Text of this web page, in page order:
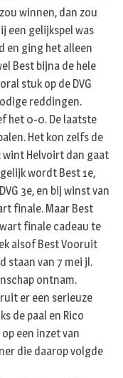
winnen, dan zou
een gelijkspel was
en ging het alleen
Best bijna de hele
stuk op de DVG
reddingen.
het 0-0. De laatste
Het kon zelfs de
wint Helvoirt dan gaat
wordt Best 1e,
3e, en bij winst van
finale. Maar Best
finale cadeau te
alsof Best Vooruit
staan van 7 mei jl.
ontnam.
er een serieuze
de paal en Rico
een inzet van
die daarop volgde